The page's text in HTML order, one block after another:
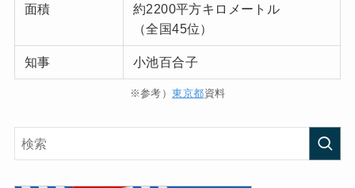
面積
約2200平方キロメートル
（全国45位）
知事 小池百合子
※参考）東京都資料